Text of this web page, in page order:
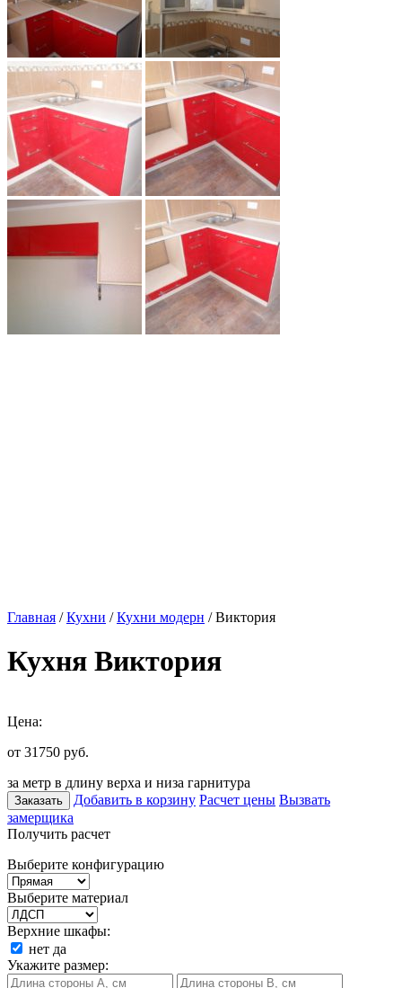
Главная /Кухни /Кухни модерн / Виктория
Кухня Виктория
Цена:
от 31750 руб.
за метр в длину верха и низа гарнитура
Заказать Добавить в корзину Расчет цены Вызвать
замерщика
Получить расчет
Выберите конфигурацию
Выберите материал
Верхние шкафы:
нет да
Укажите размер: